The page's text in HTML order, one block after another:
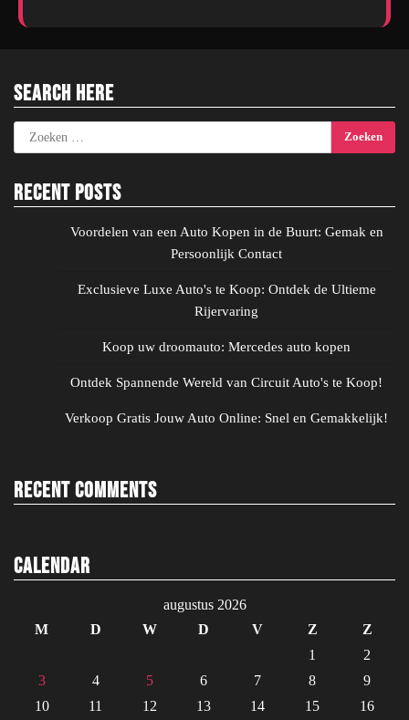
Search Here
Zoeken
naar:
Recent Posts
Voordelen van een Auto Kopen in de Buurt: Gemak en
Persoonlijk Contact
Exclusieve Luxe Auto's te Koop: Ontdek de Ultieme
Rijervaring
Koop uw droomauto: Mercedes auto kopen
Ontdek Spannende Wereld van Circuit Auto's te Koop!
Verkoop Gratis Jouw Auto Online: Snel en Gemakkelijk!
Recent Comments
Calendar
augustus 2026
M
D W D V Z
Z
1
2
3
4 5 6 7 8
9
10
11 12 13 14 15
16